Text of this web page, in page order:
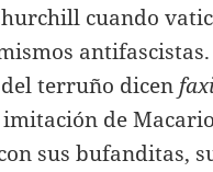
cuando
antifascistas.
terruño dicen
de
sus bufanditas,